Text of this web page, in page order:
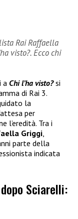
Rai Raffaella
visto?. Ecco chi
a Chi l’ha visto?si
di Rai 3.
la
per
l’eredità. Tra i
Griggi,
parte della
indicata
Sciarelli: